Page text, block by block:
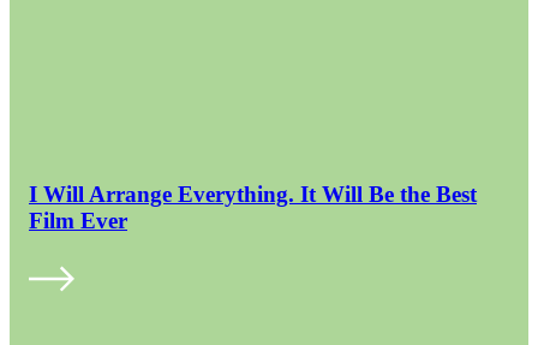
I Will Arrange Everything. It Will Be the Best
Film Ever